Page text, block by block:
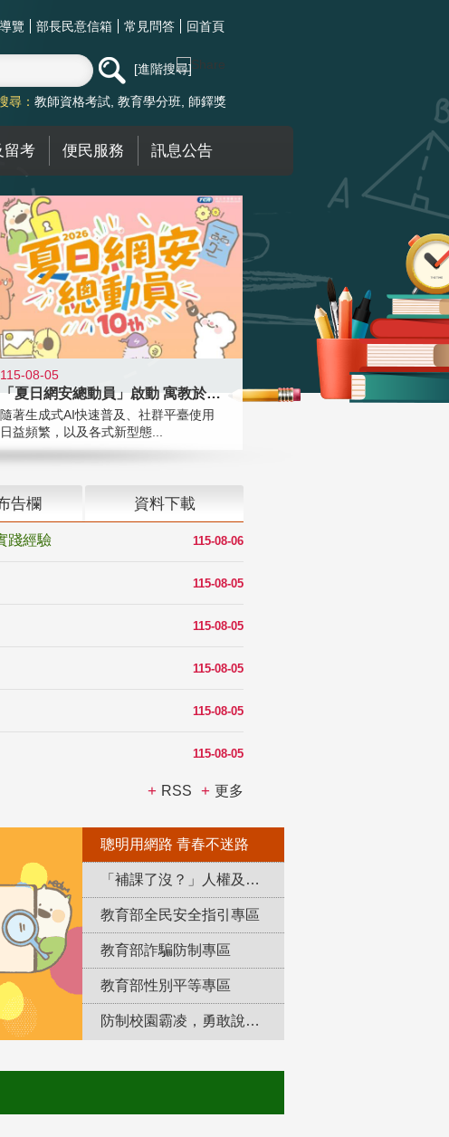
覽 部長民意信箱 常見問答 回首頁
進階搜尋
尋： 教師資格考試 教育學分班 師鐸獎
留考 便民服務 訊息公告
115-08-05
「夏日網安總動員」啟動 寓教於樂提
隨著生成式AI快速普及、社群平臺使用
日益頻繁，以及各式新型態...
告欄 資料下載
115-08-06
踐經驗
115-08-05
115-08-05
115-08-05
115-08-05
115-08-05
RSS 更多
聰明用網路 青春不迷路
「補課了沒？」人權及轉型正義教育專區
教育部全民安全指引專區
教育部詐騙防制專區
教育部性別平等專區
防制校園霸凌，勇敢說出來！